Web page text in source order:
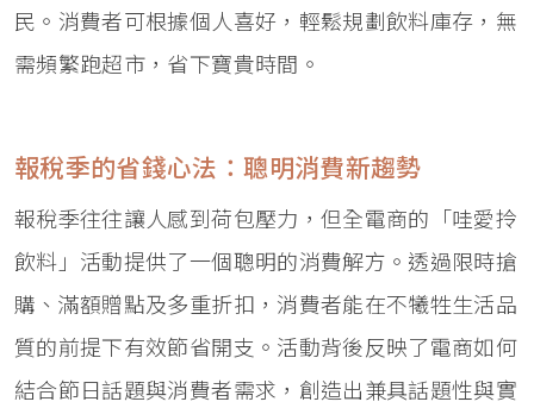
民。消費者可根據個人喜好，輕鬆規劃飲料庫存，無
需頻繁跑超市，省下寶貴時間。
報稅季的省錢心法：聰明消費新趨勢
報稅季往往讓人感到荷包壓力，但全電商的「哇愛拎
飲料」活動提供了一個聰明的消費解方。透過限時搶
購、滿額贈點及多重折扣，消費者能在不犧牲生活品
質的前提下有效節省開支。活動背後反映了電商如何
結合節日話題與消費者需求，創造出兼具話題性與實